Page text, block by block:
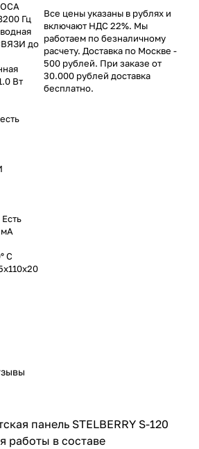
Гц
до
Вт
С
Все цены указаны в рублях и
включают НДС 22%. Мы
работаем по безналичному
расчету. Доставка по Москве -
500 рублей. При заказе от
30.000 рублей доставка
бесплатно.
панель STELBERRY S-120
работы в составе